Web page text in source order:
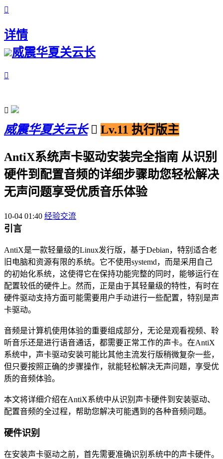

详情
威震华夏关云长


威震华夏关云长  Lv.11 执行版主
AntiX系统声卡驱动安装完全指南 从识别
硬件到配置音频的详细步骤助您轻松解决
无声问题享受优质音乐体验
10-04 01:40 经验交流
引言
AntiX是一款轻量级的Linux发行版，基于Debian，特别适合老
旧电脑和资源有限的系统。它不使用systemd，而是采用自己
的初始化系统，这使得它在保持功能完整的同时，能够运行在
配置较低的硬件上。然而，正是由于其轻量级的特性，有时在
硬件驱动支持方面可能需要用户手动进行一些配置，特别是声
卡驱动。
音频是计算机使用体验的重要组成部分，无论是观看视频、聆
听音乐还是进行语音通话，都需要正常工作的声卡。在AntiX
系统中，声卡驱动安装可能比其他主流发行版稍微复杂一些，
但只要按照正确的步骤操作，就能轻松解决无声问题，享受优
质的音频体验。
本文将详细介绍在AntiX系统中从识别声卡硬件到安装驱动、
配置音频的全过程，帮助您解决可能遇到的各种音频问题。
硬件识别
在安装声卡驱动之前，首先需要准确识别系统中的声卡硬件。